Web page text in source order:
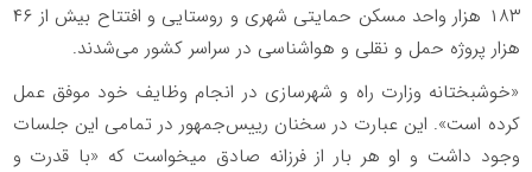
۱۸۳ هزار واحد مسکن حمایتی شهری و روستایی و افتتاح بیش از ۴۶
هزار پروژه حمل و نقلی و هواشناسی در سراسر کشور می‌‎شدند.
«خوشبختانه وزارت راه و شهرسازی در انجام وظایف خود موفق عمل
کرده است». این عبارت در سخنان رییس‌جمهور در تمامی این جلسات
وجود داشت و او هر بار از فرزانه صادق می‎خواست که «با قدرت و